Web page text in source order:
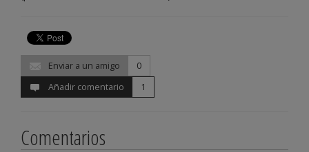
Enviar a un amigo
0
Añadir comentario
1
Comentarios